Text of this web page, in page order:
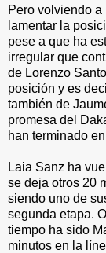
Pero volviendo
lamentar la
pese a que ha
irregular que
de Lorenzo
posición y es
también de
promesa del
han terminado
Laia Sanz ha
se deja otros 20
siendo uno de
segunda etapa.
tiempo ha sido
minutos en la